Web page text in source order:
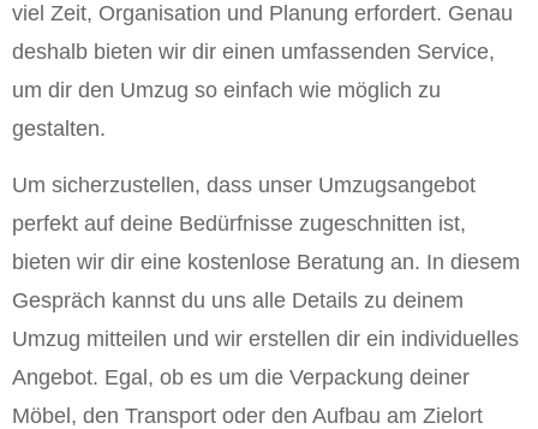
viel Zeit, Organisation und Planung erfordert. Genau
deshalb bieten wir dir einen umfassenden Service,
um dir den Umzug so einfach wie möglich zu
gestalten.
Um sicherzustellen, dass unser Umzugsangebot
perfekt auf deine Bedürfnisse zugeschnitten ist,
bieten wir dir eine kostenlose Beratung an. In diesem
Gespräch kannst du uns alle Details zu deinem
Umzug mitteilen und wir erstellen dir ein individuelles
Angebot. Egal, ob es um die Verpackung deiner
Möbel, den Transport oder den Aufbau am Zielort